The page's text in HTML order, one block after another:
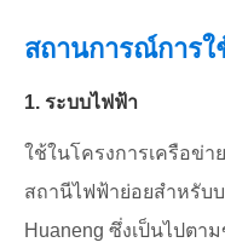
สถานการณ์การ
1. ระบบไฟฟ้า
ใช้ในโครงการเครือข่
สถานีไฟฟ้าย่อยสำหรับบ
Huaneng ซึ่งเป็นไปต